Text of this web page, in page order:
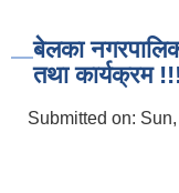
बेलका
तथा कार्यक्रम
Submitted on: